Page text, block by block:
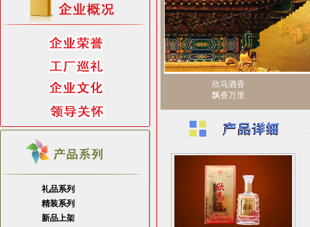
礼品系列
精装系列
新品上架
欣马酒香
飘香万里